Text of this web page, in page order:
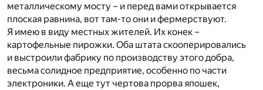
металлическому мосту – и перед вами открывается
плоская равнина, вот там-то они и фермерствуют.
Я имею в виду местных жителей. Их конек –
картофельные пирожки. Оба штата скооперировались
и выстроили фабрику по производству этого добра,
весьма солидное предприятие, особенно по части
электроники. А еще тут чертова прорва япошек,